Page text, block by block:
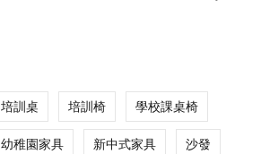
培訓桌 培訓椅 學校課桌椅
幼稚園家具 新中式家具 沙發